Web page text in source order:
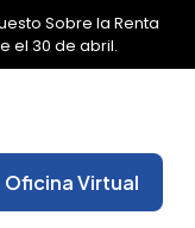
Sobre la Renta
el 30 de abril.
✕
Oficina Virtual